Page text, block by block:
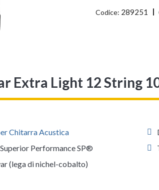
Codice: 289251
Extra Light 12 String
Chitarra Acustica
Performance SP®
(lega di nichel-cobalto)